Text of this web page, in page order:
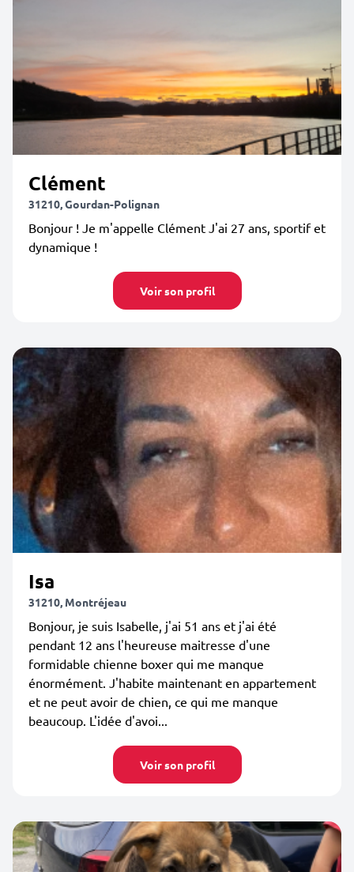
Clément
31210, Gourdan-Polignan
Bonjour ! Je m'appelle Clément J'ai 27 ans, sportif et
dynamique !
Voir son profil
Isa
31210, Montréjeau
Bonjour, je suis Isabelle, j'ai 51 ans et j'ai été
pendant 12 ans l'heureuse maitresse d'une
formidable chienne boxer qui me manque
énormément. J'habite maintenant en appartement
et ne peut avoir de chien, ce qui me manque
beaucoup. L'idée d'avoi...
Voir son profil